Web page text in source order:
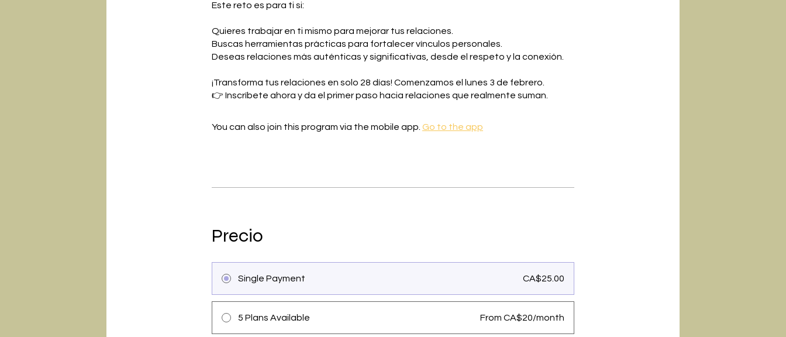
Este reto es para ti si:
Quieres trabajar en ti mismo para mejorar tus relaciones.
Buscas herramientas prácticas para fortalecer vínculos personales.
Deseas relaciones más auténticas y significativas, desde el respeto y la conexión.
¡Transforma tus relaciones en solo 28 días! Comenzamos el lunes 3 de febrero.
👉 Inscríbete ahora y da el primer paso hacia relaciones que realmente suman.
You can also join this program via the mobile app. Go to the app
Precio
Single Payment CA$25.00
5 Plans Available From CA$20/month